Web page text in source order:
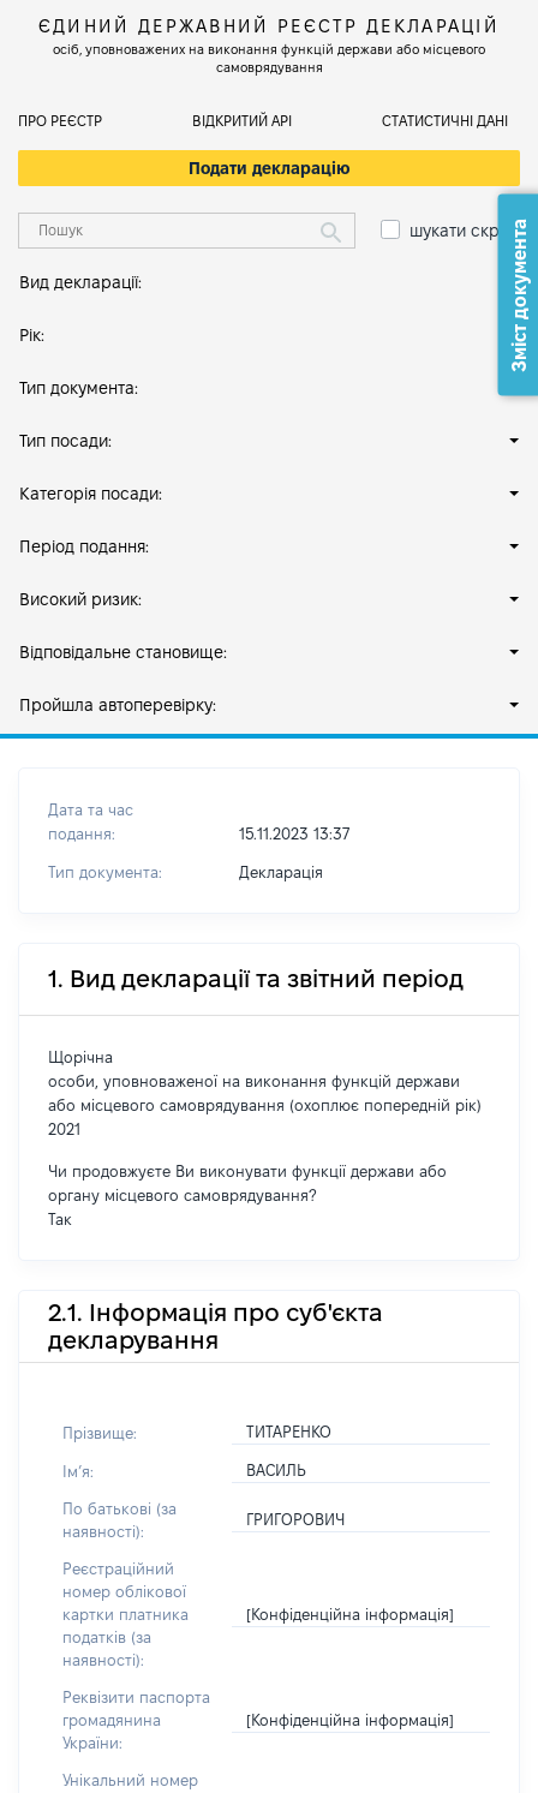
ЄДИНИЙ ДЕРЖАВНИЙ РЕЄСТР ДЕКЛАРАЦІЙ
осіб, уповноважених на виконання функцій держави або місцевого
самоврядування
ПРО РЕЄСТР ВІДКРИТИЙ АРІ СТАТИСТИЧНІ ДАНІ
Подати декларацію
шукати скрізь
Вид декларації:
Рік:
Тип документа:
Тип посади:
Категорія посади:
Період подання:
Високий ризик:
Відповідальне становище:
Пройшла автоперевірку:
Дата та час
подання:
15.11.2023 13:37
Тип документа: Декларація
1. Вид декларації та звітний період
Щорічна
особи, уповноваженої на виконання функцій держави
або місцевого самоврядування (охоплює попередній рік)
2021
Чи продовжуєте Ви виконувати функції держави або
органу місцевого самоврядування?
Так
2.1. Інформація про суб'єкта
декларування
Прізвище: ТИТАРЕНКО
Імʼя: ВАСИЛЬ
По батькові (за
наявності):
ГРИГОРОВИЧ
Реєстраційний
номер облікової
картки платника
податків (за
наявності):
[Конфіденційна інформація]
Реквізити паспорта
громадянина
України:
[Конфіденційна інформація]
Унікальний номер
Зміст документа